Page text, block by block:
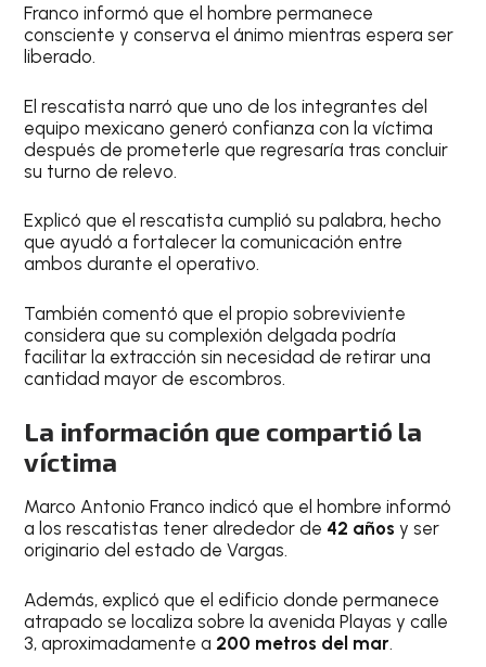
Franco informó que el hombre permanece
consciente y conserva el ánimo mientras espera ser
liberado.
El rescatista narró que uno de los integrantes del
equipo mexicano generó confianza con la víctima
después de prometerle que regresaría tras concluir
su turno de relevo.
Explicó que el rescatista cumplió su palabra, hecho
que ayudó a fortalecer la comunicación entre
ambos durante el operativo.
También comentó que el propio sobreviviente
considera que su complexión delgada podría
facilitar la extracción sin necesidad de retirar una
cantidad mayor de escombros.
La información que compartió la
víctima
Marco Antonio Franco indicó que el hombre informó
a los rescatistas tener alrededor de 42 años y ser
originario del estado de Vargas.
Además, explicó que el edificio donde permanece
atrapado se localiza sobre la avenida Playas y calle
3, aproximadamente a 200 metros del mar.